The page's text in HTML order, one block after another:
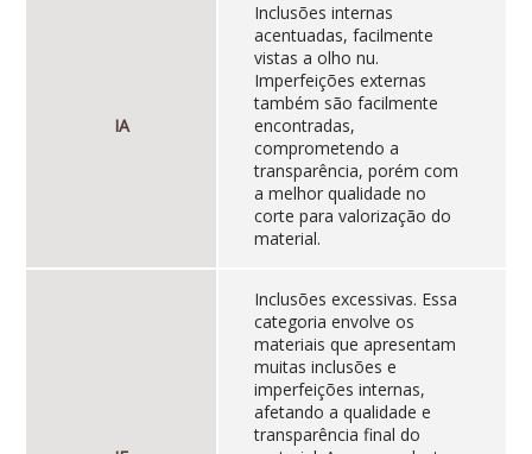
IA
Inclusões internas
acentuadas, facilmente
vistas a olho nu.
Imperfeições externas
também são facilmente
encontradas,
comprometendo a
transparência, porém com
a melhor qualidade no
corte para valorização do
material.
Inclusões excessivas. Essa
categoria envolve os
materiais que apresentam
muitas inclusões e
imperfeições internas,
afetando a qualidade e
transparência final do